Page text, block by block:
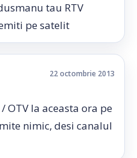
tau RTV
pe satelit
22 octombrie 2013
OTV la aceasta ora pe
nimic, desi canalul